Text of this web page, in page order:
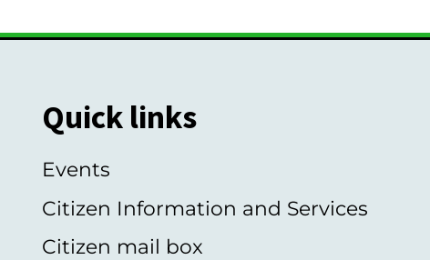
Quick links
Events
Citizen Information and Services
Citizen mail box